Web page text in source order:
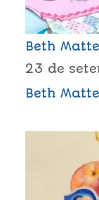
Beth
23 de
Beth